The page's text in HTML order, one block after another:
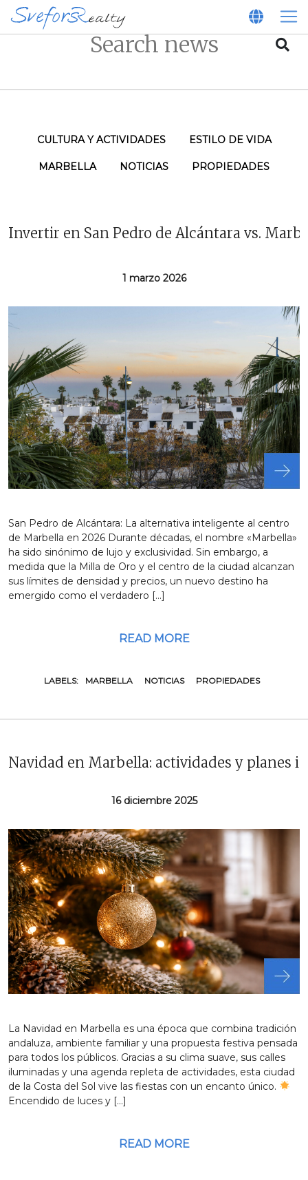
CULTURA Y ACTIVIDADES ESTILO DE VIDA
MARBELLA NOTICIAS PROPIEDADES
Invertir en San Pedro de Alcántara vs.
1 marzo 2026
San Pedro de Alcántara: La alternativa inteligente al centro
de Marbella en 2026 Durante décadas, el nombre «Marbella»
ha sido sinónimo de lujo y exclusividad. Sin embargo, a
medida que la Milla de Oro y el centro de la ciudad alcanzan
sus límites de densidad y precios, un nuevo destino ha
emergido como el verdadero […]
READ MORE
LABELS: MARBELLA NOTICIAS PROPIEDADES
Navidad en Marbella: actividades y planes
16 diciembre 2025
La Navidad en Marbella es una época que combina tradición
andaluza, ambiente familiar y una propuesta festiva pensada
para todos los públicos. Gracias a su clima suave, sus calles
iluminadas y una agenda repleta de actividades, esta ciudad
de la Costa del Sol vive las fiestas con un encanto único.
Encendido de luces y […]
READ MORE